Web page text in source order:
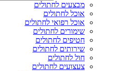
מבצעים לחתולים
אוכל לחתולים
אוכל רפואי לחתולים
שימורים לחתולים
חטיפים לחתולים
שירותים לחתולים
חול לחתולים
צעצועים לחתולים